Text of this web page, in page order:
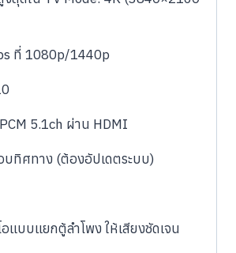
ที่ 1080p/1440p
5.1ch ผ่าน HDMI
บทิศทาง (ต้องอัปเดตระบบ)
แบบแยกตู้ลำโพง ให้เสียงชัดเจน